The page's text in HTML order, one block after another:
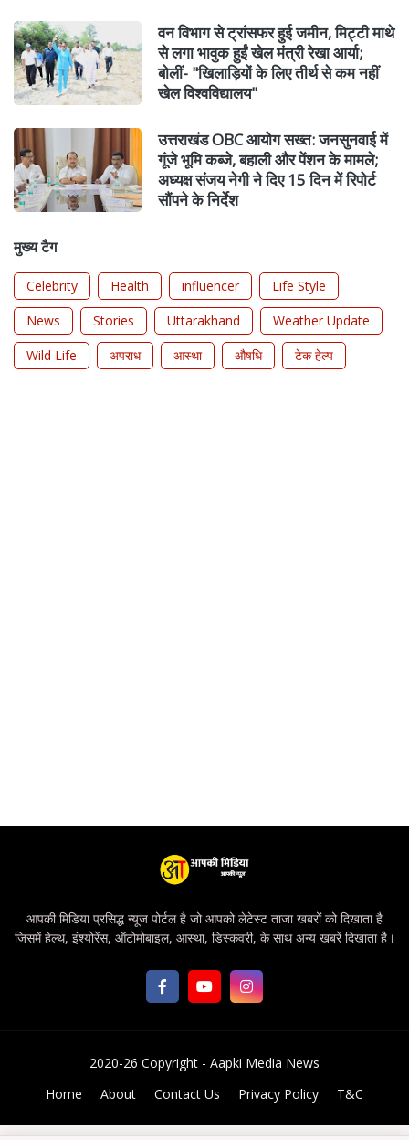
वन विभाग से ट्रांसफर हुई जमीन, मिट्टी माथे
से लगा भावुक हुईं खेल मंत्री रेखा आर्या;
बोलीं- "खिलाड़ियों के लिए तीर्थ से कम नहीं
खेल विश्वविद्यालय"
उत्तराखंड OBC आयोग सख्त: जनसुनवाई में
गूंजे भूमि कब्जे, बहाली और पेंशन के मामले;
अध्यक्ष संजय नेगी ने दिए 15 दिन में रिपोर्ट
सौंपने के निर्देश
मुख्य टैग
Celebrity Health influencer
Life Style
News
Stories Uttarakhand
Weather Update
Wild Life
अपराध आस्था औषधि टेक हेल्प
आपकी मिडिया प्रसिद्ध न्यूज पोर्टल है जो आपको लेटेस्ट ताजा खबरों को दिखाता है
जिसमें हेल्थ, इंश्योरेंस, ऑटोमोबाइल, आस्था, डिस्कवरी, के साथ अन्य खबरें दिखाता है।
2020-26 Copyright - Aapki Media News
Home
About Contact Us Privacy Policy T&C